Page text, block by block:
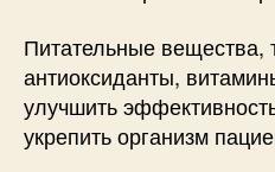
Питательные вещества,
антиоксиданты,
улучшить
укрепить организм